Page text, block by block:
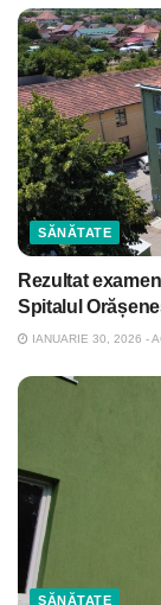
SĂNĂTATE
Rezultat
Spitalul
IANUARIE 30, 2026 -
SĂNĂTATE